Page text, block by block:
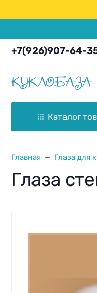
+7(926)907-64-
Каталог
Главная Глаза для
Глаза